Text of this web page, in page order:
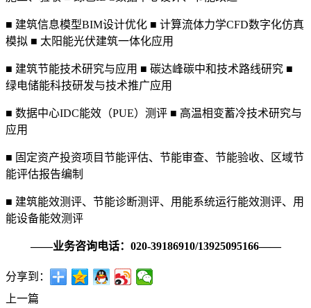
■ 建筑信息模型BIM设计优化 ■ 计算流体力学CFD数字化仿真
模拟 ■ 太阳能光伏建筑一体化应用
■ 建筑节能技术研究与应用 ■ 碳达峰碳中和技术路线研究 ■
绿电储能科技研发与技术推广应用
■ 数据中心IDC能效（PUE）测评 ■ 高温相变蓄冷技术研究与
应用
■ 固定资产投资项目节能评估、节能审查、节能验收、区域节
能评估报告编制
■ 建筑能效测评、节能诊断测评、用能系统运行能效测评、用
能设备能效测评
——业务咨询电话：020-39186910/13925095166——
分享到：
上一篇